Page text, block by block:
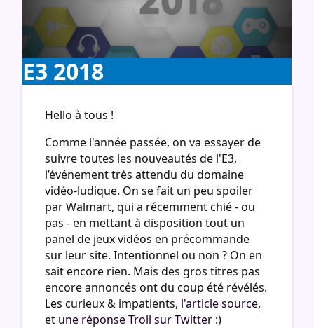
E3 2018
Hello à tous !
Comme l'année passée, on va essayer de
suivre toutes les nouveautés de l'E3,
l’événement très attendu du domaine
vidéo-ludique. On se fait un peu spoiler
par Walmart, qui a récemment chié - ou
pas - en mettant à disposition tout un
panel de jeux vidéos en précommande
sur leur site. Intentionnel ou non ? On en
sait encore rien. Mais des gros titres pas
encore annoncés ont du coup été révélés.
Les curieux & impatients, l'article source,
et une réponse Troll sur Twitter :)